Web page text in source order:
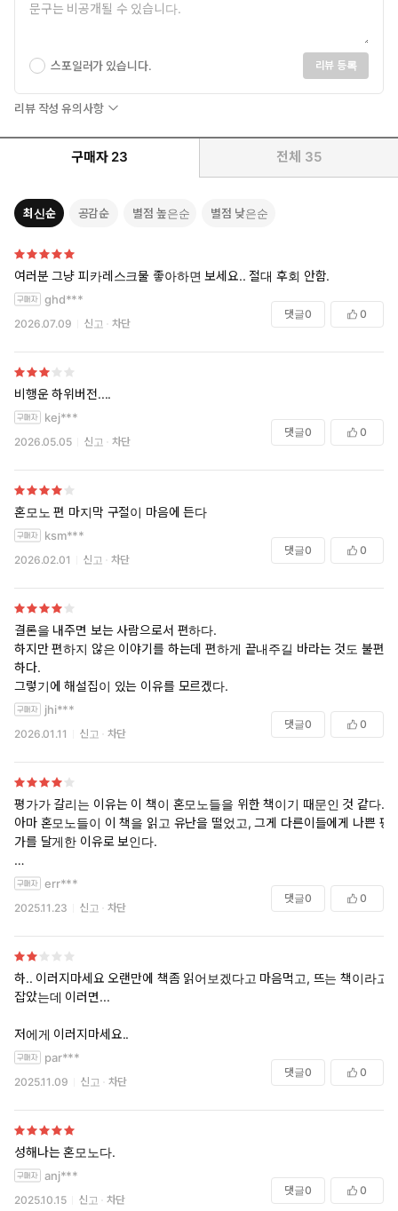
스포일러가 있습니다. 리뷰 등록
리뷰 작성 유의사항
구매자 23 전체 35
최신순 공감순 별점 높은순 별점 낮은순
여러분 그냥 피카레스크물 좋아하면 보세요.. 절대 후회 안함.
ghd***
2026.07.09 신고 차단
댓글0 0
비행운 하위버전....
kej***
2026.05.05 신고 차단
댓글0 0
혼모노 편 마지막 구절이 마음에 든다
ksm***
2026.02.01 신고 차단
댓글0 0
결론을 내주면 보는 사람으로서 편하다.
하지만 편하지 않은 이야기를 하는데 편하게 끝내주길 바라는 것도 불편
하다.
그렇기에 해설집이 있는 이유를 모르겠다.
jhi***
2026.01.11 신고 차단
댓글0 0
평가가 갈리는 이유는 이 책이 혼모노들을 위한 책이기 때문인 것 같다.
아마 혼모노들이 이 책을 읽고 유난을 떨었고, 그게 다른이들에게 나쁜 평
가를 달게한 이유로 보인다.
책의 내용은 확실히 흥미롭다. 아마 감정이 풍부한 사람일수록 등장인물
들에게 공감하려하다보니 이해하기 어려울 수 있어보인다. 읽을 때 인물
의 감정선보다 객관적인 상황을 유심히 관찰해보면 사건의 인과관계는
내 기준에서는 명확했다.
아마 작가는 댓글창에서 극찬과 비난이 동시에 존재하는 것이 작품의 완
성이라고 보고있지않을까?
err***
2025.11.23 신고 차단
댓글0 0
하.. 이러지마세요 오랜만에 책좀 읽어보겠다고 마음먹고, 뜨는 책이라고
잡았는데 이러면...
저에게 이러지마세요..
par***
2025.11.09 신고 차단
댓글0 0
성해나는 혼모노다.
anj***
2025.10.15 신고 차단
댓글0 0